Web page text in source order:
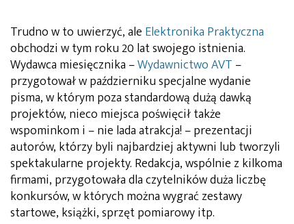
Trudno w to uwierzyć, ale Elektronika Praktyczna
obchodzi w tym roku 20 lat swojego istnienia.
Wydawca miesięcznika –Wydawnictwo AVT –
przygotował w październiku specjalne wydanie
pisma, w którym poza standardową dużą dawką
projektów, nieco miejsca poświęcił także
wspominkom i – nie lada atrakcja! – prezentacji
autorów, którzy byli najbardziej aktywni lub tworzyli
spektakularne projekty. Redakcja, wspólnie z kilkoma
firmami, przygotowała dla czytelników duża liczbę
konkursów, w których można wygrać zestawy
startowe, książki, sprzęt pomiarowy itp.